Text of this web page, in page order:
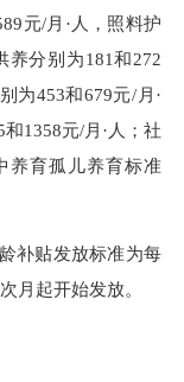
元/月 · 人，照料护
养分别为181和272
为453和679元/ 月 ·
和1358元/月 · 人；社
养育孤儿养育标准
补贴发放标准为每
月起开始发放。